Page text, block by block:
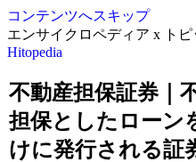
コンテンツへスキップ
エンサイクロペディア x トピ
Hitopedia
不動産担保証券｜
担保としたローン
けに発行される証